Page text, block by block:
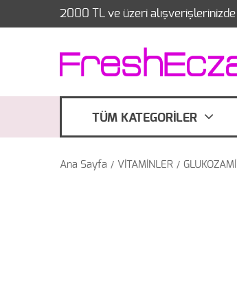
2000 TL ve üzeri alışverişlerinizde
TÜM KATEGORİLER
Ana Sayfa VİTAMİNLER